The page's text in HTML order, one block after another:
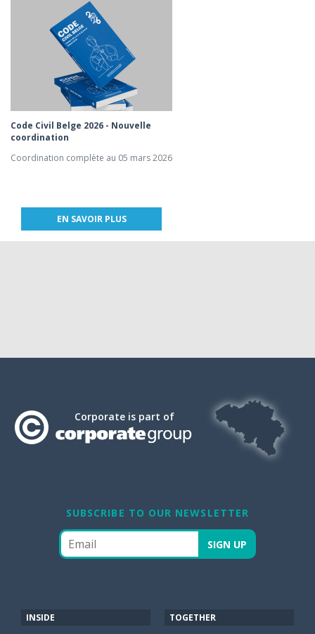
Code Civil Belge 2026 - Nouvelle
coordination
Coordination complète au 05 mars 2026
EN SAVOIR PLUS
Corporate is part of
SUBSCRIBE TO OUR NEWSLETTER
INSIDE TOGETHER